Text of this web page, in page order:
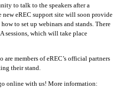
to talk to the speakers after a
new eREC support site will soon provide
to set up webinars and stands. There
sessions, which will take place
members of eREC’s official partners
their stand.
online with us! More information: